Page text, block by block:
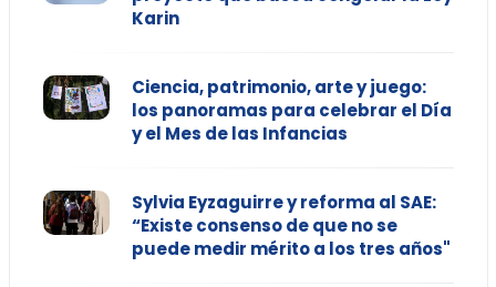
Karin
Ciencia, patrimonio, arte y juego:
los panoramas para celebrar el Día
y el Mes de las Infancias
Sylvia Eyzaguirre y reforma al SAE:
“Existe consenso de que no se
puede medir mérito a los tres años"